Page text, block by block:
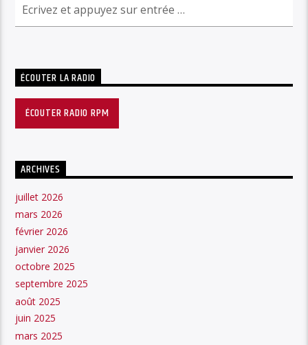
ÉCOUTER LA RADIO
ÉCOUTER RADIO RPM
ARCHIVES
juillet 2026
mars 2026
février 2026
janvier 2026
octobre 2025
septembre 2025
août 2025
juin 2025
mars 2025